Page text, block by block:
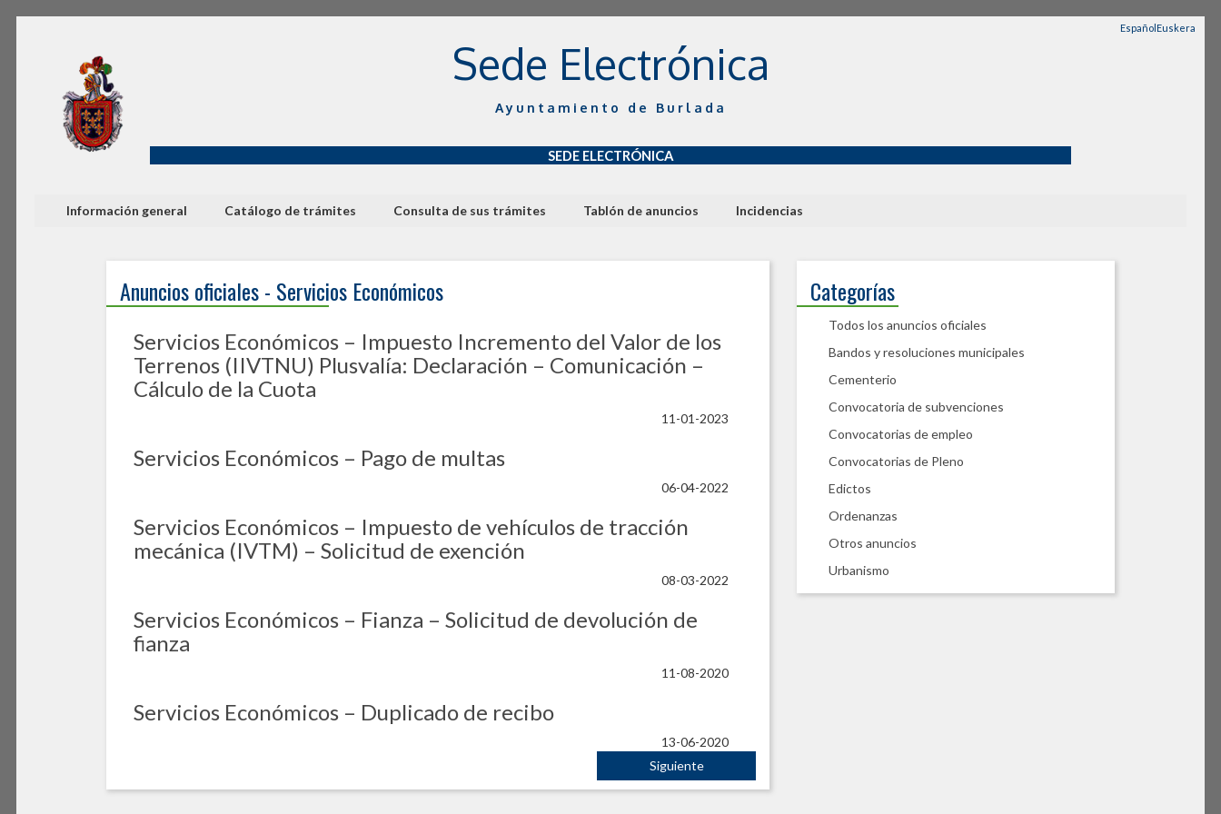
EspañolEuskera
Sede Electrónica
Ayuntamiento de Burlada
SEDE ELECTRÓNICA
Información general Catálogo de trámites Consulta de sus trámites Tablón de anuncios Incidencias
Anuncios oficiales - Servicios Económicos
Servicios Económicos – Impuesto Incremento del Valor de los
Terrenos (IIVTNU) Plusvalía: Declaración – Comunicación –
Cálculo de la Cuota
11-01-2023
Servicios Económicos – Pago de multas
06-04-2022
Servicios Económicos – Impuesto de vehículos de tracción
mecánica (IVTM) – Solicitud de exención
08-03-2022
Servicios Económicos – Fianza – Solicitud de devolución de
fianza
11-08-2020
Servicios Económicos – Duplicado de recibo
13-06-2020
Siguiente
Categorías
Todos los anuncios oficiales
Bandos y resoluciones municipales
Cementerio
Convocatoria de subvenciones
Convocatorias de empleo
Convocatorias de Pleno
Edictos
Ordenanzas
Otros anuncios
Urbanismo